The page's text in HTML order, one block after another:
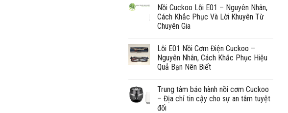
Nồi Cuckoo Lỗi E01 – Nguyên Nhân,
Cách Khắc Phục Và Lời Khuyên Từ
Chuyên Gia
Lỗi E01 Nồi Cơm Điện Cuckoo –
Nguyên Nhân, Cách Khắc Phục Hiệu
Quả Bạn Nên Biết
Trung tâm bảo hành nồi cơm Cuckoo
– Địa chỉ tin cậy cho sự an tâm tuyệt
đối